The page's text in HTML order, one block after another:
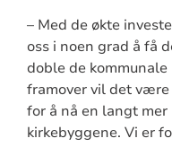
– Med de økte
oss i noen grad å få
doble de
framover vil det
for å nå en langt
kirkebyggene. Vi er